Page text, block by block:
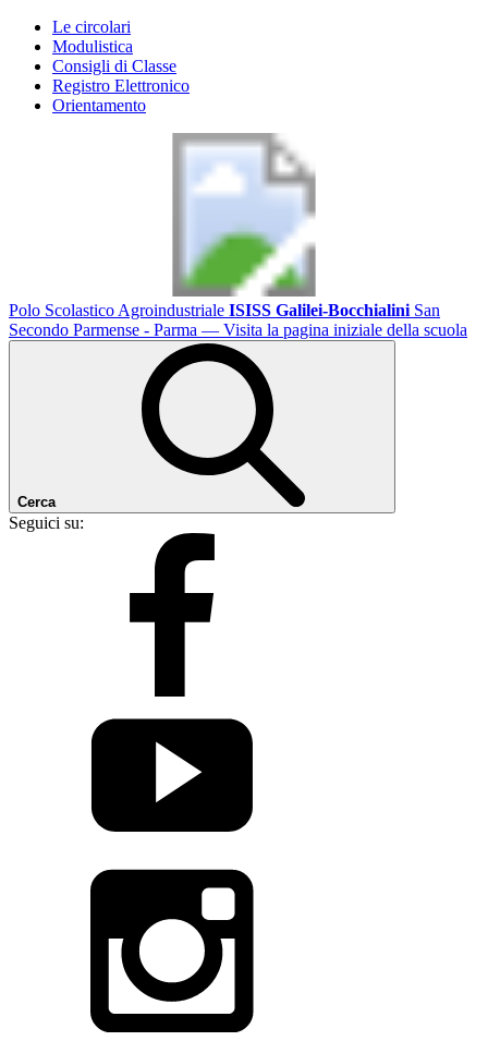
Le circolari
Modulistica
Consigli di Classe
Registro Elettronico
Orientamento
Polo Scolastico Agroindustriale ISISS Galilei-Bocchialini San
Secondo Parmense - Parma — Visita la pagina iniziale della scuola
Cerca
Seguici su: